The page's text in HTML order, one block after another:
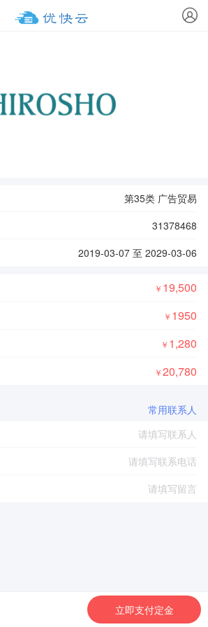
第35类 广告贸易
31378468
2019-03-07 至 2029-03-06
￥ 19,500
￥ 1950
￥ 1,280
￥20,780
常用联系人
立即支付定金